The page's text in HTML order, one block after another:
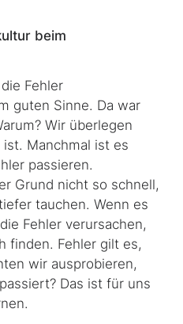
beim
Fehler
guten Sinne. Da war
Wir überlegen
Manchmal ist es
passieren.
Grund nicht so schnell,
tauchen. Wenn es
Fehler verursachen,
finden. Fehler gilt es,
wir ausprobieren,
Das ist für uns